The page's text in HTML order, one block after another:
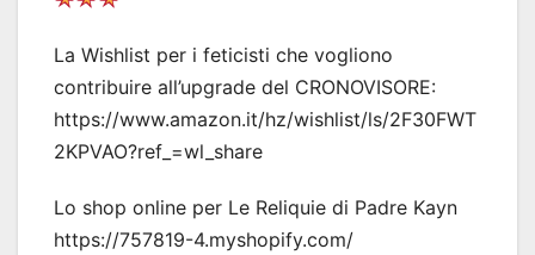
La Wishlist per i feticisti che vogliono
contribuire all’upgrade del CRONOVISORE:
https://www.amazon.it/hz/wishlist/ls/2F30FWT
2KPVAO?ref_=wl_share
Lo shop online per Le Reliquie di Padre Kayn
https://757819-4.myshopify.com/